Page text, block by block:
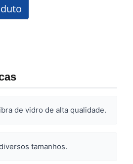
de vidro de alta qualidade.
tamanhos.